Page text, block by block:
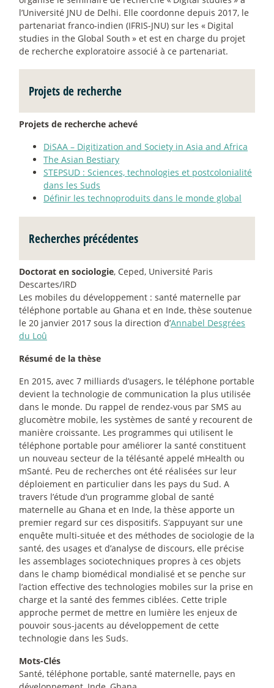
l’Université JNU de Delhi. Elle coordonne depuis 2017, le
partenariat franco-indien (IFRIS-JNU) sur les « Digital
studies in the Global South » et est en charge du projet
de recherche exploratoire associé à ce partenariat.
Projets de recherche
Projets de recherche achevé
DiSAA – Digitization and Society in Asia and Africa
The Asian Bestiary
STEPSUD : Sciences, technologies et postcolonialité
dans les Suds
Définir les technoproduits dans le monde global
Recherches précédentes
Doctorat en sociologie, Ceped, Université Paris
Descartes/IRD
Les mobiles du développement : santé maternelle par
téléphone portable au Ghana et en Inde, thèse soutenue
le 20 janvier 2017 sous la direction d’Annabel Desgrées
du Loû
Résumé de la thèse
En 2015, avec 7 milliards d’usagers, le téléphone portable
devient la technologie de communication la plus utilisée
dans le monde. Du rappel de rendez-vous par SMS au
glucomètre mobile, les systèmes de santé y recourent de
manière croissante. Les programmes qui utilisent le
téléphone portable pour améliorer la santé constituent
un nouveau secteur de la télésanté appelé mHealth ou
mSanté. Peu de recherches ont été réalisées sur leur
déploiement en particulier dans les pays du Sud. A
travers l’étude d’un programme global de santé
maternelle au Ghana et en Inde, la thèse apporte un
premier regard sur ces dispositifs. S’appuyant sur une
enquête multi-située et des méthodes de sociologie de la
santé, des usages et d’analyse de discours, elle précise
les assemblages sociotechniques propres à ces objets
dans le champ biomédical mondialisé et se penche sur
l’action effective des technologies mobiles sur la prise en
charge et la santé des femmes ciblées. Cette triple
approche permet de mettre en lumière les enjeux de
pouvoir sous-jacents au développement de cette
technologie dans les Suds.
Mots-Clés
Santé, téléphone portable, santé maternelle, pays en